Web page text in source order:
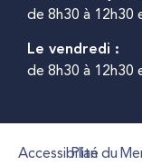
de 8h30 à 12h30
Le vendredi :
de 8h30 à 12h30
Accessibilité
Plan du